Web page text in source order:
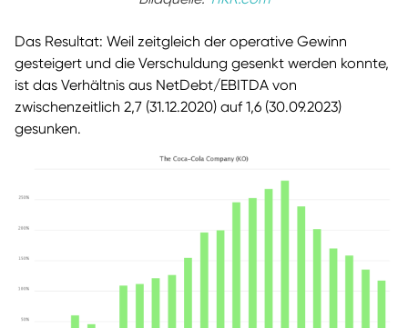
Das Resultat: Weil zeitgleich der operative Gewinn
gesteigert und die Verschuldung gesenkt werden konnte,
ist das Verhältnis aus NetDebt/EBITDA von
zwischenzeitlich 2,7 (31.12.2020) auf 1,6 (30.09.2023)
gesunken.